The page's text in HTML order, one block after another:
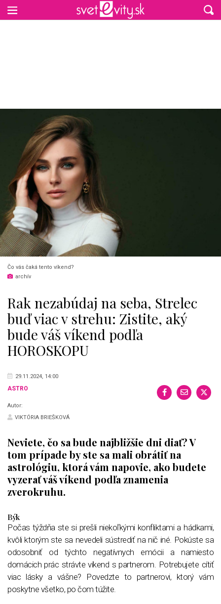
Čo vás čaká tento víkend?
archív
Rak nezabúdaj na seba, Strelec
buď viac v strehu: Zistite, aký
bude váš víkend podľa
HOROSKOPU
29.11.2024, 14:00
ASTRO
Autor:
VIKTÓRIA BRIEŠKOVÁ
Neviete, čo sa bude najbližšie dni diať? V
tom prípade by ste sa mali obrátiť na
astrológiu, ktorá vám napovie, ako budete
vyzerať váš víkend podľa znamenia
zverokruhu.
Býk
Počas týždňa ste si prešli niekoľkými konfliktami a hádkami,
kvôli ktorým ste sa nevedeli sústrediť na nič iné. Pokúste sa
odosobniť od týchto negatívnych emócii a namiesto
domácich prác strávte víkend s partnerom. Potrebujete cítiť
viac lásky a vášne? Povedzte to partnerovi, ktorý vám
poskytne všetko, po čom túžite.